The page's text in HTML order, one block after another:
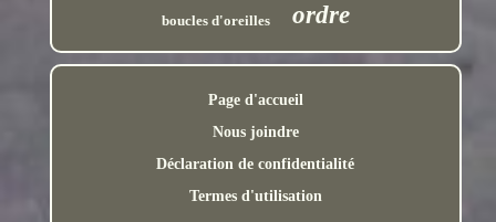
boucles d'oreilles ordre
Page d'accueil
Nous joindre
Déclaration de confidentialité
Termes d'utilisation